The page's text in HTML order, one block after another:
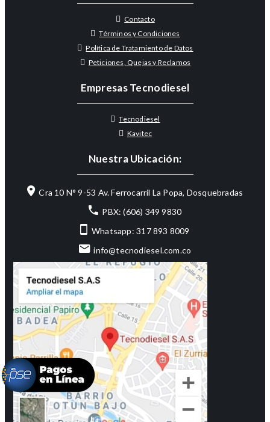
Contacto
Términos y Condiciones
Política de Tratamiento de Datos
Peticiones, Quejas y Reclamos
Empresas Tecnodiesel
Tecnodiesel
Kavitec
Nuestra Ubicación:
Cra 10 N° 9-53 Av. Ferrocarril La Popa, Dosquebradas
PBX: (606) 349 9830
Whatsapp: 317 893 8009
info@tecnodiesel.com.co